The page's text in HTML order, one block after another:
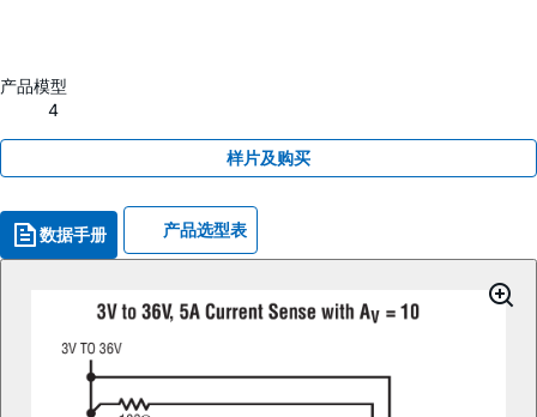
产品模型
4
样片及购买
数据手册 产品选型表